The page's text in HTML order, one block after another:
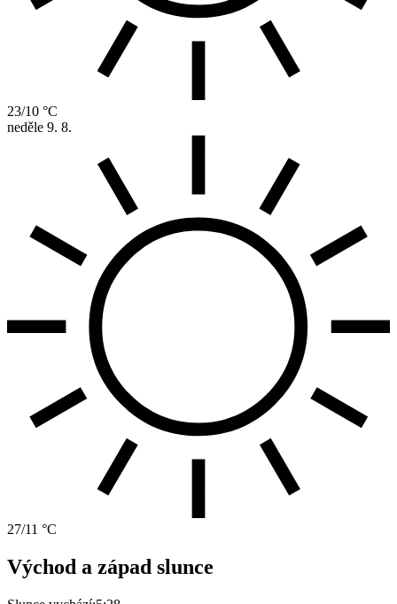
23/10 °C
neděle 9. 8.
27/11 °C
Východ a západ slunce